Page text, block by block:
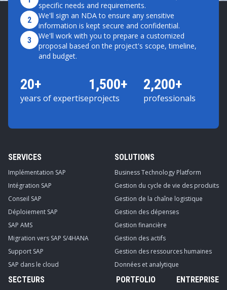
specific needs and requirements.
2
We'll sign an NDA to ensure any sensitive
information is kept secure and confidential.
3
We'll work with you to prepare a customized
proposal based on the project's scope, timeline,
and budget.
20+
years of expertise
1,500+
projects
2,200+
professionals
SERVICES
Implémentation SAP
Intégration SAP
Conseil SAP
Déploiement SAP
SAP AMS
Migration vers SAP S/4HANA
Support SAP
SAP dans le cloud
SOLUTIONS
Business Technology Platform
Gestion du cycle de vie des produits
Gestion de la chaîne logistique
Gestion des dépenses
Gestion financière
Gestion des actifs
Gestion des ressources humaines
Données et analytique
SECTEURS PORTFOLIO ENTREPRISE